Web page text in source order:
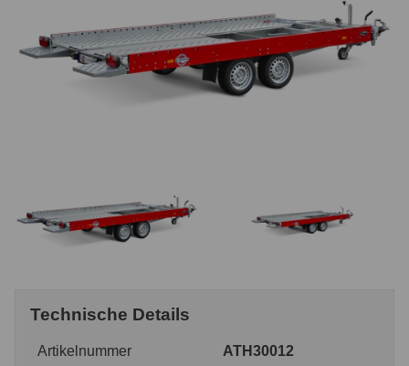
Technische Details
Artikelnummer
ATH30012